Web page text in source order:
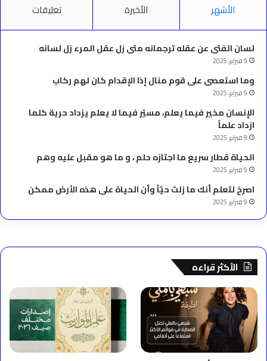
الأشهر الأخيرة تعليقات
لسان الفتى عن عقله ترجمانه متى زل عقل المرء زل لسانه
9 فبراير، 2025
وما استعصى على قوم منال إذا الإقدام كان لهم ركاب
9 فبراير، 2025
الإنسان مخير فيما يعلم، مسيّر فيما لا يعلم يزداد حرية كلما
ازداد علماً
9 فبراير، 2025
الحياة قطار سريع ما اجتازه حلم ، و ما هو مقبل عليه وهم
9 فبراير، 2025
‫اصرخ لتعلم أنك ما زلتَ حيّاً وأن الحياة على هذه الأرض ممكن
9 فبراير، 2025
الأكثر قراءه